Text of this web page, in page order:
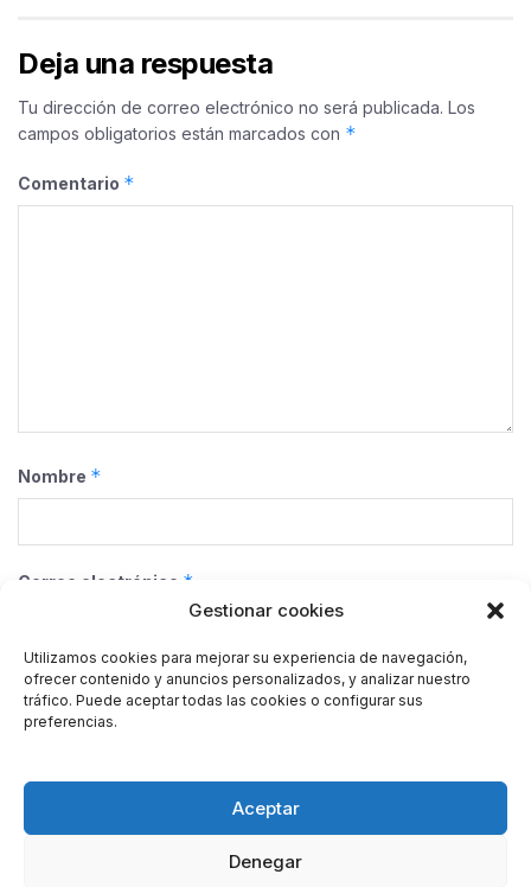
Gestionar cookies
Utilizamos cookies para mejorar su experiencia de navegación,
ofrecer contenido y anuncios personalizados, y analizar nuestro
tráfico. Puede aceptar todas las cookies o configurar sus
preferencias.
Aceptar
Denegar
Deja una respuesta
Tu dirección de correo electrónico no será publicada. Los
campos obligatorios están marcados con *
Comentario *
Nombre *
Correo electrónico *
Web
navegador para la próxima vez que comente.